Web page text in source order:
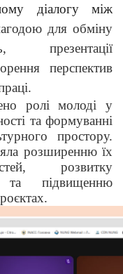
діалогу між
для обміну
презентації
перспектив
ролі молоді у
та формуванні
простору.
розширенню їх
розвитку
та підвищенню